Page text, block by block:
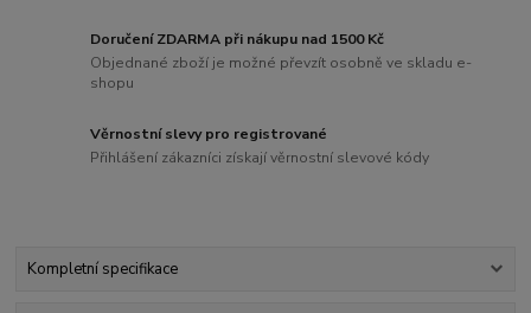
Doručení ZDARMA při nákupu nad 1500 Kč
Objednané zboží je možné převzít osobně ve skladu e-
shopu
Věrnostní slevy pro registrované
Přihlášení zákazníci získají věrnostní slevové kódy
Kompletní specifikace